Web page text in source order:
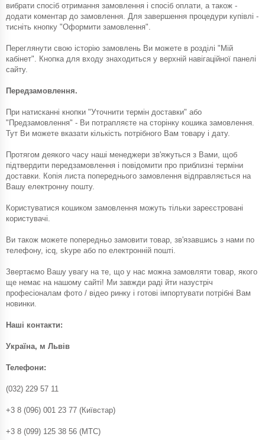
вибрати спосіб отримання замовлення і спосіб оплати, а також -
додати коментар до замовлення. Для завершення процедури купівлі -
тисніть кнопку "Оформити замовлення".
Переглянути свою історію замовлень Ви можете в розділі "Мій
кабінет". Кнопка для входу знаходиться у верхній навігаційної панелі
сайту.
Передзамовлення.
При натисканні кнопки "Уточнити термін доставки" або
"Предзамовлення" - Ви потрапляєте на сторінку кошика замовлення.
Тут Ви можете вказати кількість потрібного Вам товару і дату.
Протягом деякого часу наші менеджери зв'яжуться з Вами, щоб
підтвердити передзамовлення і повідомити про приблизні терміни
доставки. Копія листа попереднього замовлення відправляється на
Вашу електронну пошту.
Користуватися кошиком замовлення можуть тільки зареєстровані
користувачі.
Ви також можете попередньо замовити товар, зв'язавшись з нами по
телефону, icq, skype або по електронній пошті.
Звертаємо Вашу увагу на те, що у нас можна замовляти товар, якого
ще немає на нашому сайті! Ми завжди раді йти назустріч
професіоналам фото / відео ринку і готові імпортувати потрібні Вам
новинки.
Наші контакти:
Україна, м Львів
Телефони:
(032) 229 57 11
+3 8 (096) 001 23 77 (Київстар)
+3 8 (099) 125 38 56 (МТС)